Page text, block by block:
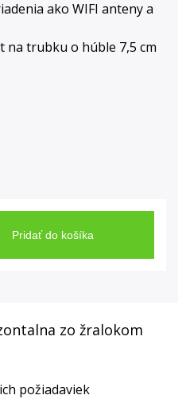
ako WIFI anteny a
na trubku o húble 7,5 cm
Pridať do košíka
zo žralokom
požiadaviek